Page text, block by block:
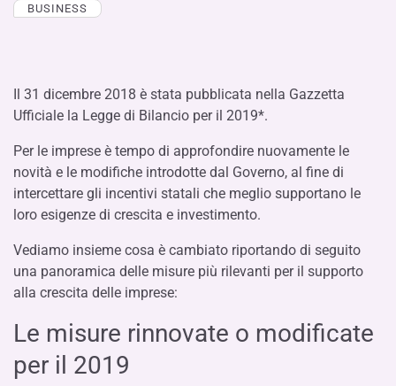
BUSINESS
Il 31 dicembre 2018 è stata pubblicata nella Gazzetta
Ufficiale la Legge di Bilancio per il 2019*.
Per le imprese è tempo di approfondire nuovamente le
novità e le modifiche introdotte dal Governo, al fine di
intercettare gli incentivi statali che meglio supportano le
loro esigenze di crescita e investimento.
Vediamo insieme cosa è cambiato riportando di seguito
una panoramica delle misure più rilevanti per il supporto
alla crescita delle imprese:
Le misure rinnovate o modificate
per il 2019